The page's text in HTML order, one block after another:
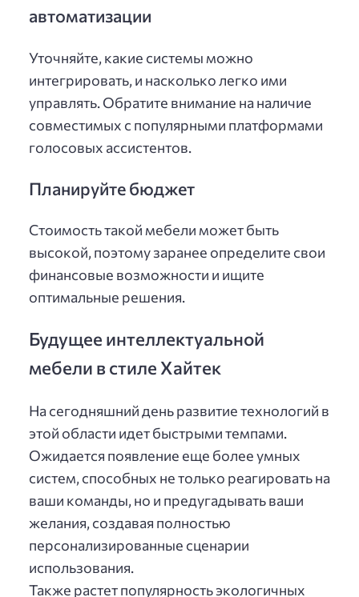
автоматизации
Уточняйте, какие системы можно
интегрировать, и насколько легко ими
управлять. Обратите внимание на наличие
совместимых с популярными платформами
голосовых ассистентов.
Планируйте бюджет
Стоимость такой мебели может быть
высокой, поэтому заранее определите свои
финансовые возможности и ищите
оптимальные решения.
Будущее интеллектуальной
мебели в стиле Хайтек
На сегодняшний день развитие технологий в
этой области идет быстрыми темпами.
Ожидается появление еще более умных
систем, способных не только реагировать на
ваши команды, но и предугадывать ваши
желания, создавая полностью
персонализированные сценарии
использования.
Также растет популярность экологичных